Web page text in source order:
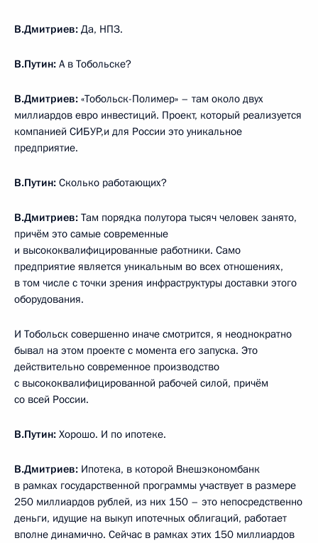
В.Дмитриев: Да, НПЗ.
В.Путин: А в Тобольске?
В.Дмитриев: «Тобольск-Полимер» – там около двух
миллиардов евро инвестиций. Проект, который реализуется
компанией СИБУР,и для России это уникальное
предприятие.
В.Путин: Сколько работающих?
В.Дмитриев: Там порядка полутора тысяч человек занято,
причём это самые современные
и высококвалифицированные работники. Само
предприятие является уникальным во всех отношениях,
в том числе с точки зрения инфраструктуры доставки этого
оборудования.
И Тобольск совершенно иначе смотрится, я неоднократно
бывал на этом проекте с момента его запуска. Это
действительно современное производство
с высококвалифицированной рабочей силой, причём
со всей России.
В.Путин: Хорошо. И по ипотеке.
В.Дмитриев: Ипотека, в которой Внешэкономбанк
в рамках государственной программы участвует в размере
250 миллиардов рублей, из них 150 – это непосредственно
деньги, идущие на выкуп ипотечных облигаций, работает
вполне динамично. Сейчас в рамках этих 150 миллиардов